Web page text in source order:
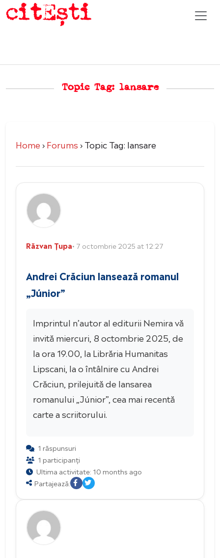
Topic Tag: lansare
Home›Forums›Topic Tag: lansare
Răzvan Țupa• 7 octombrie 2025 at 12:27
Andrei Crăciun lansează romanul
„Júnior”
Imprintul n’autor al editurii Nemira vă
invită miercuri, 8 octombrie 2025, de
la ora 19.00, la Librăria Humanitas
Lipscani, la o întâlnire cu Andrei
Crăciun, prilejuită de lansarea
romanului „Júnior”, cea mai recentă
carte a scriitorului.
1 răspunsuri
1 participanți
Ultima activitate: 10 months ago
Partajează: